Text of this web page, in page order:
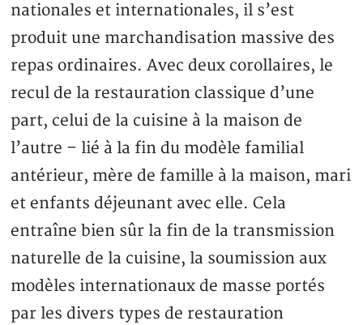
nationales et internationales, il s’est
produit une marchandisation massive des
repas ordinaires. Avec deux corollaires, le
recul de la restauration classique d’une
part, celui de la cuisine à la maison de
l’autre – lié à la fin du modèle familial
antérieur, mère de famille à la maison, mari
et enfants déjeunant avec elle. Cela
entraîne bien sûr la fin de la transmission
naturelle de la cuisine, la soumission aux
modèles internationaux de masse portés
par les divers types de restauration